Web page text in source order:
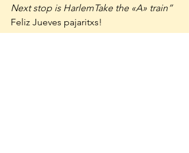
Next stop is HarlemTake the «A» train”
Feliz Jueves pajaritxs!